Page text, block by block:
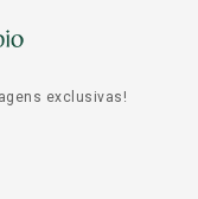
exclusivas!